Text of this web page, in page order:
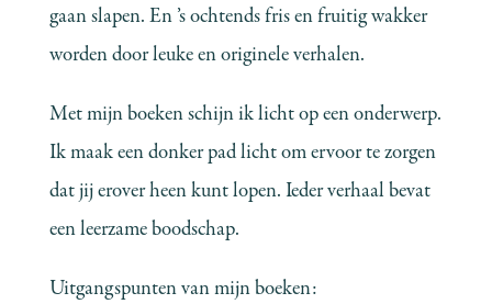
gaan slapen. En ’s ochtends fris en fruitig wakker
worden door leuke en originele verhalen.
Met mijn boeken schijn ik licht op een onderwerp.
Ik maak een donker pad licht om ervoor te zorgen
dat jij erover heen kunt lopen. Ieder verhaal bevat
een leerzame boodschap.
Uitgangspunten van mijn boeken: